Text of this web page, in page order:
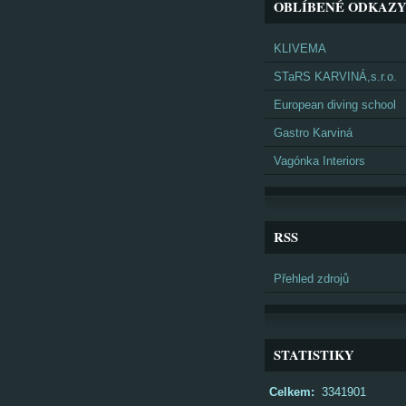
OBLÍBENÉ ODKAZY
KLIVEMA
STaRS KARVINÁ,s.r.o.
European diving school
Gastro Karviná
Vagónka Interiors
RSS
Přehled zdrojů
STATISTIKY
Celkem: 3341901